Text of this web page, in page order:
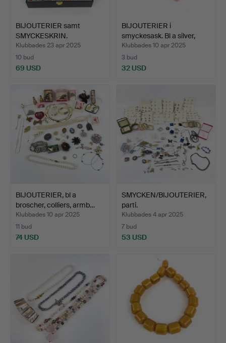
BIJOUTERIER samt
SMYCKESKRIN.
Klubbades 23 apr 2025
10 bud
69 USD
BIJOUTERIER i
smyckesask. Bl a silver,
örh…
Klubbades 10 apr 2025
3 bud
32 USD
BIJOUTERIER, bl a
broscher, colliers, armb…
Klubbades 10 apr 2025
11 bud
74 USD
SMYCKEN/BIJOUTERIER,
parti.
Klubbades 4 apr 2025
7 bud
53 USD